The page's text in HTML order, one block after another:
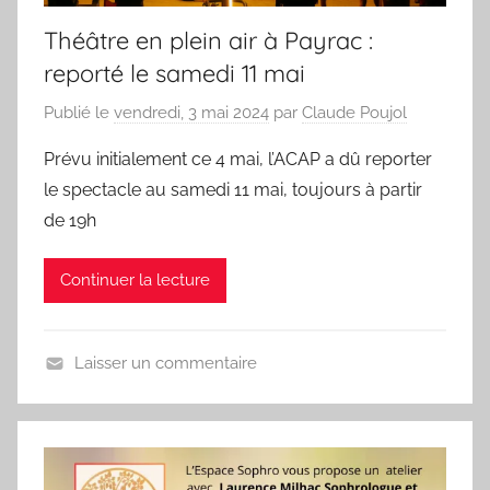
Théâtre en plein air à Payrac :
reporté le samedi 11 mai
Publié le vendredi, 3 mai 2024 par Claude Poujol
Prévu initialement ce 4 mai, l’ACAP a dû reporter
le spectacle au samedi 11 mai, toujours à partir
de 19h
Continuer la lecture
v
é
Laisser un commentaire